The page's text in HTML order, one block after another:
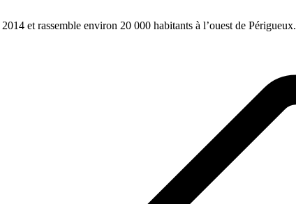
et rassemble environ 20 000 habitants à l’ouest de Périgueux.